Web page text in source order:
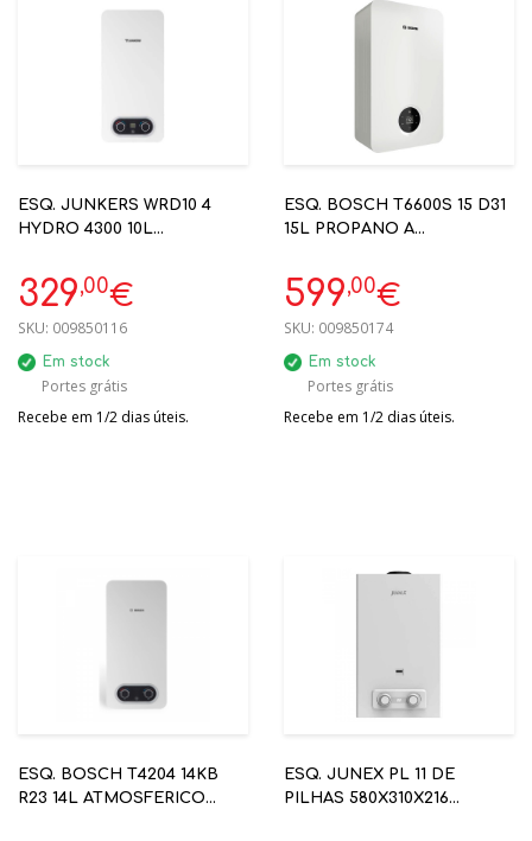
ESQ. JUNKERS WRD10 4
HYDRO 4300 10L
REF.7.736.504.355
329,00€
SKU: 009850116
Em stock
Portes grátis
Recebe em 1/2 dias úteis.
ESQ. BOSCH T6600S 15 D31
15L PROPANO A
570X340X190 - 7736507146
599,00€
SKU: 009850174
Em stock
Portes grátis
Recebe em 1/2 dias úteis.
ESQ. BOSCH T4204 14KB
R23 14L ATMOSFERICO
ESQ. JUNEX PL 11 DE
PILHAS 580X310X216